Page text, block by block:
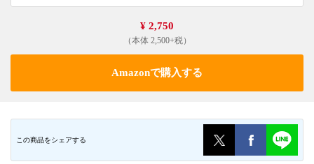
¥ 2,750
（本体 2,500+税）
Amazonで購入する
この商品をシェアする